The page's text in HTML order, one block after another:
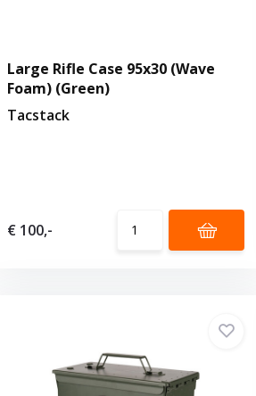
Large Rifle Case 95x30 (Wave
Foam) (Green)
Tacstack
€ 100,-